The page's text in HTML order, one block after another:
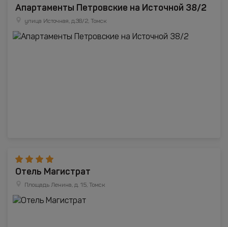
Апартаменты Петровские на Источной 38/2
улица Источная, д.38/2, Томск
Отель Магистрат
Площадь Ленина, д. 15, Томск